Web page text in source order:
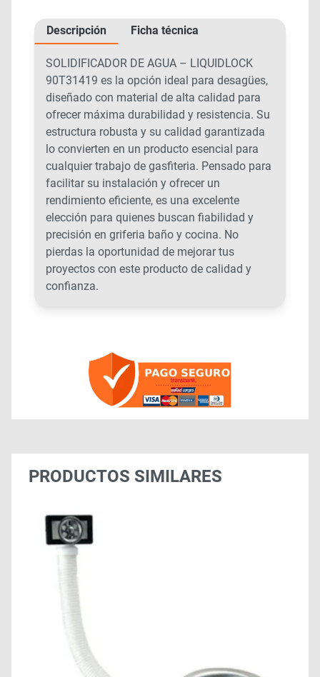
Descripción Ficha técnica
SOLIDIFICADOR DE AGUA – LIQUIDLOCK
90T31419 es la opción ideal para desagües,
diseñado con material de alta calidad para
ofrecer máxima durabilidad y resistencia. Su
estructura robusta y su calidad garantizada
lo convierten en un producto esencial para
cualquier trabajo de gasfiteria. Pensado para
facilitar su instalación y ofrecer un
rendimiento eficiente, es una excelente
elección para quienes buscan fiabilidad y
precisión en griferia baño y cocina. No
pierdas la oportunidad de mejorar tus
proyectos con este producto de calidad y
confianza.
PRODUCTOS SIMILARES